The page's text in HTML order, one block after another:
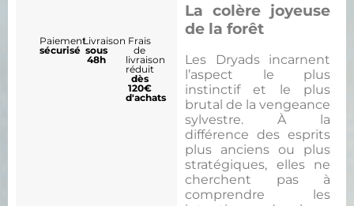
La colère joyeuse
de la forêt
Les Dryads incarnent
l’aspect le plus
instinctif et le plus
brutal de la vengeance
sylvestre. À la
différence des esprits
plus anciens ou plus
stratégiques, elles ne
cherchent pas à
comprendre les
Paiement
sécurisé
Livraison
sous
48h
Frais
de
livraison
réduit
dès
120€
d'achats